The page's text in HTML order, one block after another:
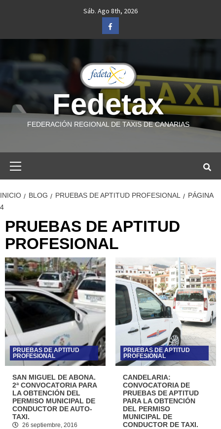
Sáb. Ago 8th, 2026
Facebook
Fedetax
FEDERACIÓN REGIONAL DE TAXIS DE CANARIAS
INICIO BLOG PRUEBAS DE APTITUD PROFESIONAL
PÁGINA
4
PRUEBAS DE APTITUD
PROFESIONAL
PRUEBAS DE APTITUD
PROFESIONAL
SAN MIGUEL DE ABONA.
2ª CONVOCATORIA PARA
LA OBTENCIÓN DEL
PERMISO MUNICIPAL DE
CONDUCTOR DE AUTO-
TAXI.
26 septiembre, 2016
PRUEBAS DE APTITUD
PROFESIONAL
CANDELARIA:
CONVOCATORIA DE
PRUEBAS DE APTITUD
PARA LA OBTENCIÓN
DEL PERMISO
MUNICIPAL DE
CONDUCTOR DE TAXI.